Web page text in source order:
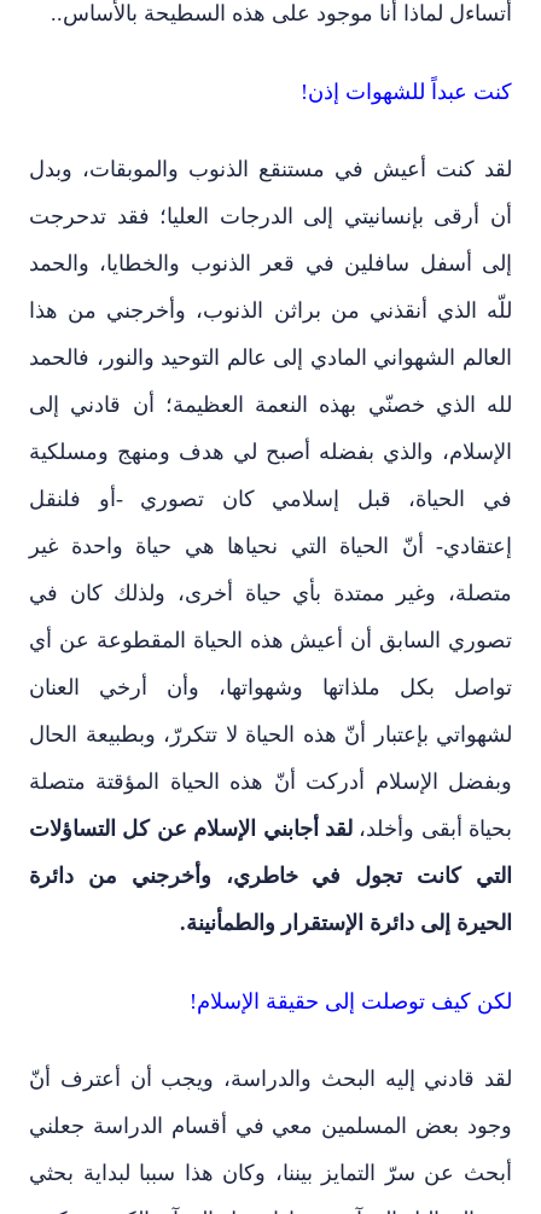
أتساءل لماذا أنا موجود على هذه السطيحة بالأساس..
كنت عبداً للشهوات إذن!
لقد كنت أعيش في مستنقع الذنوب والموبقات، وبدل
أن أرقى بإنسانيتي إلى الدرجات العليا؛ فقد تدحرجت
إلى أسفل سافلين في قعر الذنوب والخطايا، والحمد
للّه الذي أنقذني من براثن الذنوب، وأخرجني من هذا
العالم الشهواني المادي إلى عالم التوحيد والنور، فالحمد
لله الذي خصنّي بهذه النعمة العظيمة؛ أن قادني إلى
الإسلام، والذي بفضله أصبح لي هدف ومنهج ومسلكية
في الحياة، قبل إسلامي كان تصوري -أو فلنقل
إعتقادي- أنّ الحياة التي نحياها هي حياة واحدة غير
متصلة، وغير ممتدة بأي حياة أخرى، ولذلك كان في
تصوري السابق أن أعيش هذه الحياة المقطوعة عن أي
تواصل بكل ملذاتها وشهواتها، وأن أرخي العنان
لشهواتي بإعتبار أنّ هذه الحياة لا تتكررّ، وبطبيعة الحال
وبفضل الإسلام أدركت أنّ هذه الحياة المؤقتة متصلة
بحياة أبقى وأخلد،لقد أجابني الإسلام عن كل التساؤلات
التي كانت تجول في خاطري، وأخرجني من دائرة
الحيرة إلى دائرة الإستقرار والطمأنينة.
لكن كيف توصلت إلى حقيقة الإسلام!
لقد قادني إليه البحث والدراسة، ويجب أن أعترف أنّ
وجود بعض المسلمين معي في أقسام الدراسة جعلني
أبحث عن سرّ التمايز بيننا، وكان هذا سببا لبداية بحثي